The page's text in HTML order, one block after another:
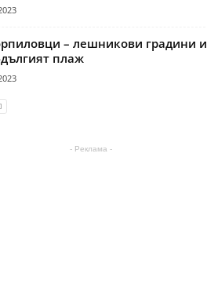
– лешникови градини и
плаж
- Реклама -